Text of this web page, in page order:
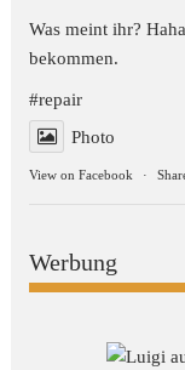
Was meint ihr?
bekommen.
#repair
Photo
View on Facebook ·
Werbung